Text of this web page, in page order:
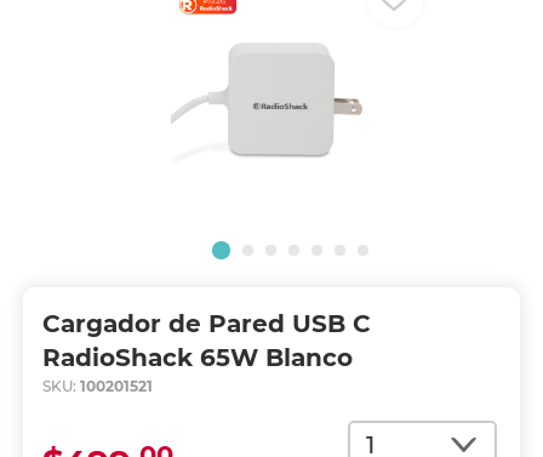
Cargador de Pared USB C
RadioShack 65W Blanco
SKU: 100201521
Cantidad